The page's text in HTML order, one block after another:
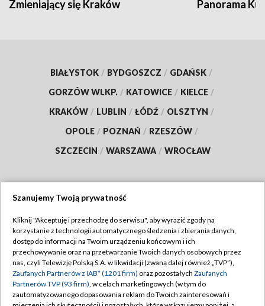
Zmieniający się Kraków Panorama
BIAŁYSTOK / BYDGOSZCZ / GDAŃSK /
GORZÓW WLKP. / KATOWICE / KIELCE /
KRAKÓW / LUBLIN / ŁÓDŹ / OLSZTYN /
OPOLE / POZNAŃ / RZESZÓW /
SZCZECIN / WARSZAWA / WROCŁAW
TVP
Abonament TVP
Emisja w TVP
Centrum informacji TVP
Regulamin TVP
Polityka prywatności
Moje zgody
Szanujemy Twoją prywatność
Kliknij "Akceptuję i przechodzę do serwisu", aby wyrazić zgody na
korzystanie z technologii automatycznego śledzenia i zbierania danych,
dostęp do informacji na Twoim urządzeniu końcowym i ich
przechowywanie oraz na przetwarzanie Twoich danych osobowych przez
nas, czyli Telewizję Polską S.A. w likwidacji (zwaną dalej również „TVP”),
Zaufanych Partnerów z IAB* (1201 firm) oraz pozostałych Zaufanych
Partnerów TVP (93 firm), w celach marketingowych (w tym do
zautomatyzowanego dopasowania reklam do Twoich zainteresowań i